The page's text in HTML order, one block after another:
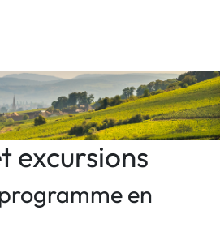
excursions
en